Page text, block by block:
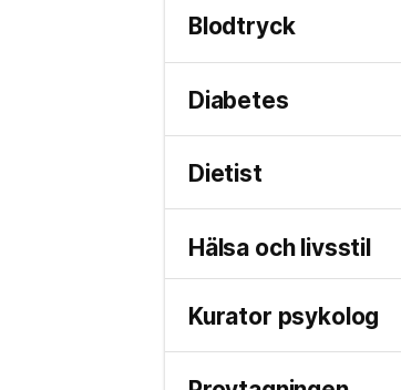
Blodtryck
Diabetes
Dietist
Hälsa och livsstil
Kurator psykolog